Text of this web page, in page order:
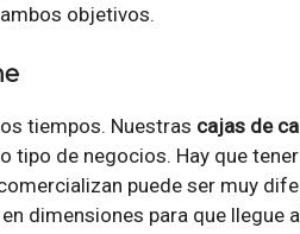
objetivos.
tiempos. Nuestras cajas de
de negocios. Hay que
puede ser muy
dimensiones para que llegue